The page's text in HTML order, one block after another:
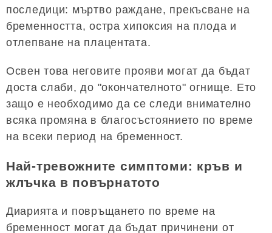
последици: мъртво раждане, прекъсване на
бременността, остра хипоксия на плода и
отлепване на плацентата.
Освен това неговите прояви могат да бъдат
доста слаби, до "окончателното" огнище. Ето
защо е необходимо да се следи внимателно
всяка промяна в благосъстоянието по време
на всеки период на бременност.
Най-тревожните симптоми: кръв и
жлъчка в повърнатото
Диарията и повръщането по време на
бременност могат да бъдат причинени от